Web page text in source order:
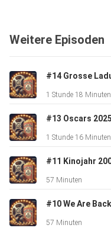
Weitere Episoden
1 Stunde 18 Minuten
1 Stunde 16 Minuten
57 Minuten
57 Minuten